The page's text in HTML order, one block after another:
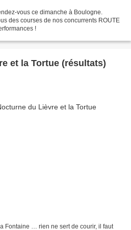
vous ce dimanche à Boulogne.
des courses de nos concurrents ROUTE
!
et la Tortue (résultats)
Fontaine … rien ne sert de courir, il faut